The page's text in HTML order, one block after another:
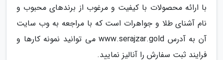
با ارائه محصولات با کیفیت و مرغوب از برندهای محبوب و
نام آشنای طلا و جواهرات است که با مراجعه به وب سایت
آن به آدرس www.serajzar.gold می توانید نمونه کارها و
فرایند ثبت سفارش را آنالیز نمایید.